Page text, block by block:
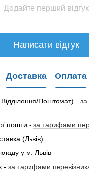
Додайте перший відгук
Написати відгук
Доставка Оплата
Поштомат) -
пошти - за тарифами
(Львів)
у м. Львів
- за тарифами